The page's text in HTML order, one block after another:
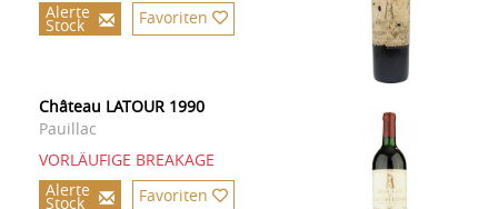
Alerte
Stock Favoriten
Château LATOUR 1990
Pauillac
VORLÄUFIGE BREAKAGE
Alerte
Stock Favoriten